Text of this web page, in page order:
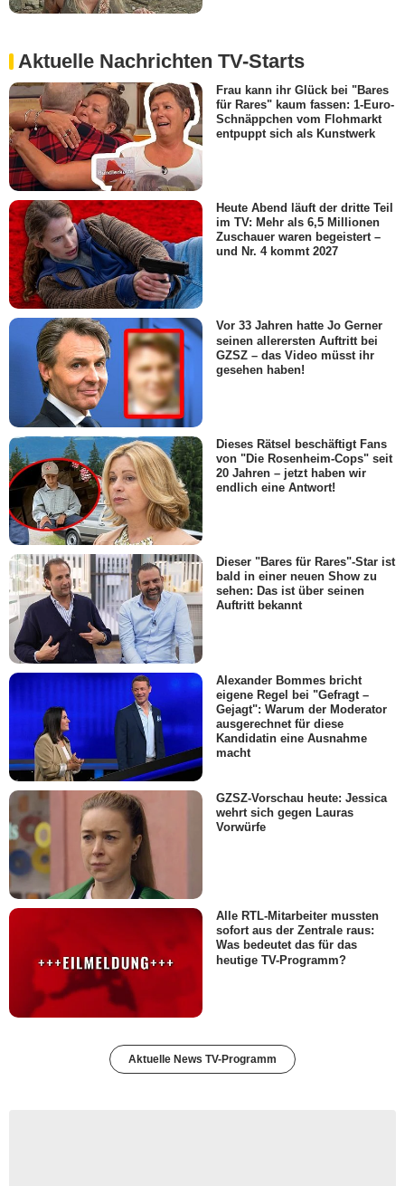
Aktuelle Nachrichten TV-Starts
Frau kann ihr Glück bei "Bares
für Rares" kaum fassen: 1-Euro-
Schnäppchen vom Flohmarkt
entpuppt sich als Kunstwerk
Heute Abend läuft der dritte Teil
im TV: Mehr als 6,5 Millionen
Zuschauer waren begeistert –
und Nr. 4 kommt 2027
Vor 33 Jahren hatte Jo Gerner
seinen allerersten Auftritt bei
GZSZ – das Video müsst ihr
gesehen haben!
Dieses Rätsel beschäftigt Fans
von "Die Rosenheim-Cops" seit
20 Jahren – jetzt haben wir
endlich eine Antwort!
Dieser "Bares für Rares"-Star ist
bald in einer neuen Show zu
sehen: Das ist über seinen
Auftritt bekannt
Alexander Bommes bricht
eigene Regel bei "Gefragt –
Gejagt": Warum der Moderator
ausgerechnet für diese
Kandidatin eine Ausnahme
macht
GZSZ-Vorschau heute: Jessica
wehrt sich gegen Lauras
Vorwürfe
Alle RTL-Mitarbeiter mussten
sofort aus der Zentrale raus:
Was bedeutet das für das
heutige TV-Programm?
Aktuelle News TV-Programm